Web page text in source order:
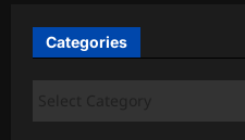
Categories